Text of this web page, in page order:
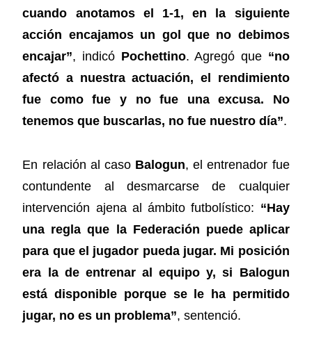
cuando anotamos el 1-1, en la siguiente
acción encajamos un gol que no debimos
encajar”, indicó Pochettino. Agregó que “no
afectó a nuestra actuación, el rendimiento
fue como fue y no fue una excusa. No
tenemos que buscarlas, no fue nuestro día”.
En relación al caso Balogun, el entrenador fue
contundente al desmarcarse de cualquier
intervención ajena al ámbito futbolístico: “Hay
una regla que la Federación puede aplicar
para que el jugador pueda jugar. Mi posición
era la de entrenar al equipo y, si Balogun
está disponible porque se le ha permitido
jugar, no es un problema”, sentenció.